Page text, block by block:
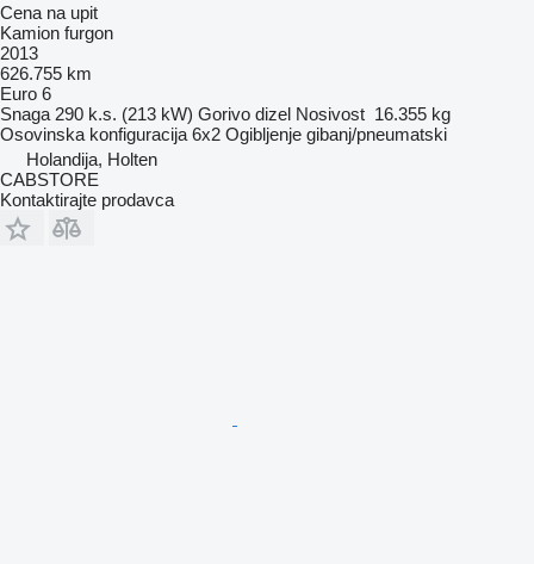
Cena na upit
Kamion furgon
2013
626.755 km
Euro 6
Snaga 290 k.s. (213 kW) Gorivo dizel Nosivost 16.355 kg
Osovinska konfiguracija 6x2 Ogibljenje gibanj/pneumatski
Holandija, Holten
CABSTORE
Kontaktirajte prodavca